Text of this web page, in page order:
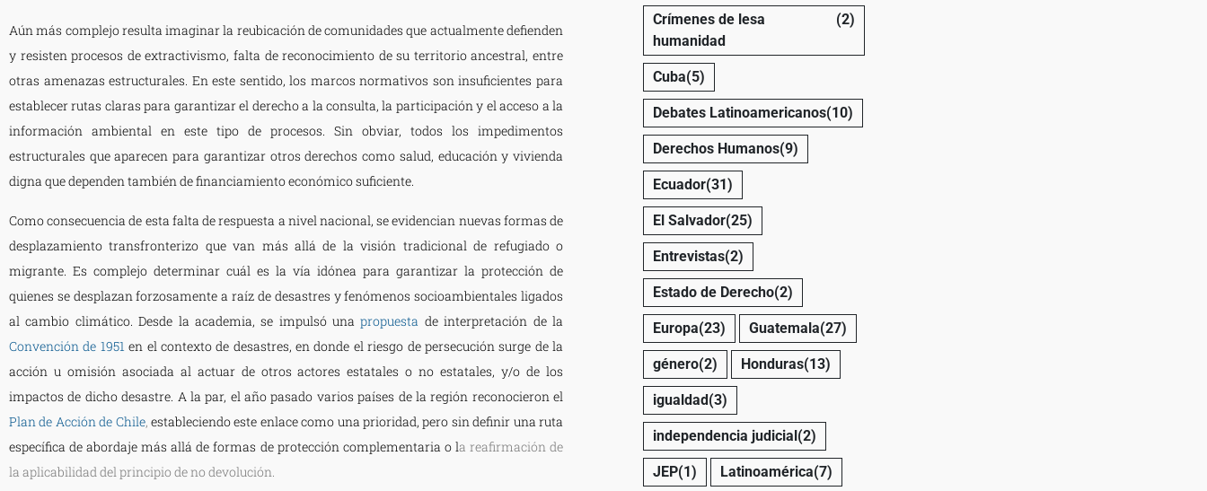
Aún más complejo resulta imaginar la reubicación de comunidades que actualmente defienden
y resisten procesos de extractivismo, falta de reconocimiento de su territorio ancestral, entre
otras amenazas estructurales. En este sentido, los marcos normativos son insuficientes para
establecer rutas claras para garantizar el derecho a la consulta, la participación y el acceso a la
información ambiental en este tipo de procesos. Sin obviar, todos los impedimentos
estructurales que aparecen para garantizar otros derechos como salud, educación y vivienda
digna que dependen también de financiamiento económico suficiente.
Como consecuencia de esta falta de respuesta a nivel nacional, se evidencian nuevas formas de
desplazamiento transfronterizo que van más allá de la visión tradicional de refugiado o
migrante. Es complejo determinar cuál es la vía idónea para garantizar la protección de
quienes se desplazan forzosamente a raíz de desastres y fenómenos socioambientales ligados
al cambio climático. Desde la academia, se impulsó una propuesta de interpretación de la
Convención de 1951 en el contexto de desastres, en donde el riesgo de persecución surge de la
acción u omisión asociada al actuar de otros actores estatales o no estatales, y/o de los
impactos de dicho desastre. A la par, el año pasado varios países de la región reconocieron el
Plan de Acción de Chile,estableciendo este enlace como una prioridad, pero sin definir una ruta
específica de abordaje más allá de formas de protección complementaria o la reafirmación de
la aplicabilidad del principio de no devolución.
Crímenes de lesa
humanidad
(2)
Cuba(5)
Debates Latinoamericanos(10)
Derechos Humanos(9)
Ecuador(31)
El Salvador(25)
Entrevistas(2)
Estado de Derecho(2)
Europa(23) Guatemala(27)
género(2) Honduras(13)
igualdad(3)
independencia judicial(2)
JEP(1) Latinoamérica(7)